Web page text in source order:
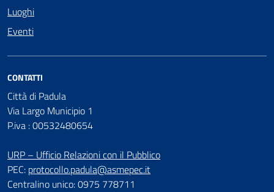
Luoghi
Eventi
CONTATTI
Città di Padula
Via Largo Municipio 1
P.iva : 00532480654
URP – Ufficio Relazioni con il Pubblico
PEC: protocollo.padula@asmepec.it
Centralino unico: 0975 778711